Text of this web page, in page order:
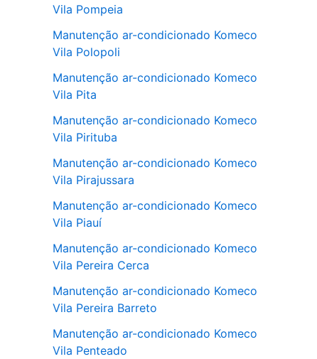
Vila Pompeia
Manutenção ar-condicionado Komeco
Vila Polopoli
Manutenção ar-condicionado Komeco
Vila Pita
Manutenção ar-condicionado Komeco
Vila Pirituba
Manutenção ar-condicionado Komeco
Vila Pirajussara
Manutenção ar-condicionado Komeco
Vila Piauí
Manutenção ar-condicionado Komeco
Vila Pereira Cerca
Manutenção ar-condicionado Komeco
Vila Pereira Barreto
Manutenção ar-condicionado Komeco
Vila Penteado